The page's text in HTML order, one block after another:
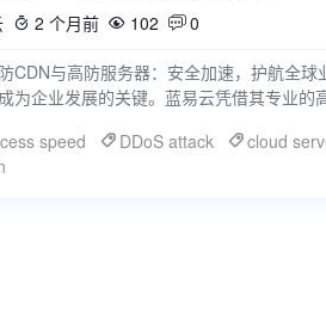
 2 个月前  102  0
CDN与高防服务器：安全加速，护航全
为企业发展的关键。蓝易云凭借其专业的
speed
DDoS attack cloud